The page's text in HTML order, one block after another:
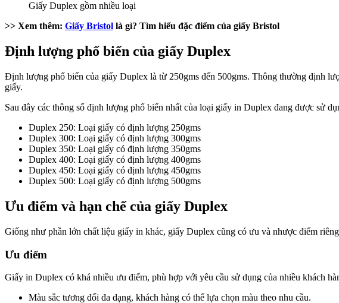
Giấy Duplex gồm nhiều loại
>> Xem thêm: Giấy Bristol là gì? Tìm hiểu đặc điểm của giấy Bristol
Định lượng phổ biến của giấy Duplex
Định lượng phổ biến của giấy Duplex là từ 250gms đến 500gms. Thông thường định
giấy.
Sau đây các thông số định lượng phổ biến nhất của loại giấy in Duplex đang được sử
Duplex 250: Loại giấy có định lượng 250gms
Duplex 300: Loại giấy có định lượng 300gms
Duplex 350: Loại giấy có định lượng 350gms
Duplex 400: Loại giấy có định lượng 400gms
Duplex 450: Loại giấy có định lượng 450gms
Duplex 500: Loại giấy có định lượng 500gms
Ưu điểm và hạn chế của giấy Duplex
Giống như phần lớn chất liệu giấy in khác, giấy Duplex cũng có ưu và nhược điểm
Ưu điểm
Giấy in Duplex có khá nhiều ưu điểm, phù hợp với yêu cầu sử dụng của nhiều khách
Màu sắc tương đối đa dạng, khách hàng có thể lựa chọn màu theo nhu cầu.